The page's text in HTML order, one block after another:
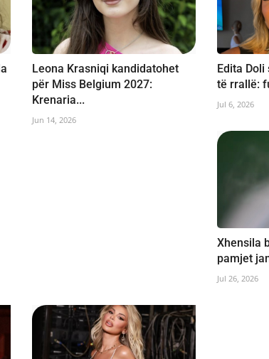
Leona Krasniqi kandidatohet
për Miss Belgium 2027:
Krenaria...
Jun 14, 2026
Edita
të rrallë:
Jul 6, 2026
Xhensila
pamjet
Jul 26, 2026